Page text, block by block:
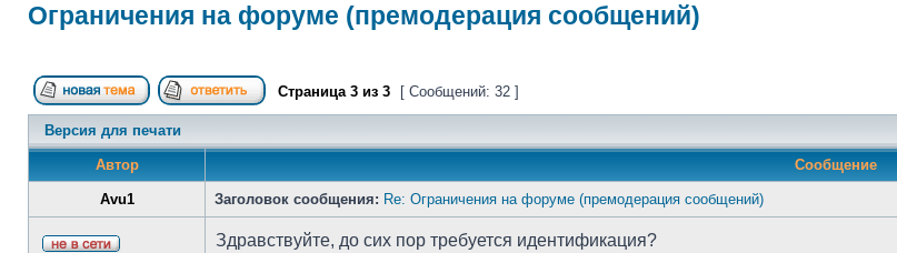
Ограничения на форуме (премодерация сообщений)
Страница 3 из 3 [ Сообщений: 32 ]
Версия для печати
Автор Сообщение
Avu1 Заголовок сообщения: Re: Ограничения на форуме (премодерация сообщений)
Здравствуйте, до сих пор требуется идентификация?